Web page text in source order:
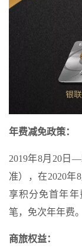
年费减免政策：
2019年8月20日
准），在2020年
享积分免首年年
笔，免次年年费。
商旅权益：